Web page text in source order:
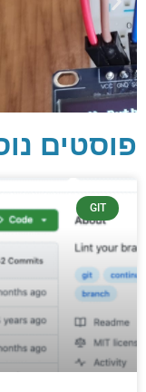
יסודי
פוסטים
GIT